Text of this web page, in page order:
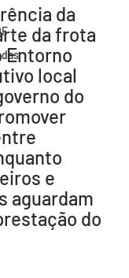
da
da frota
Entorno
local
do
e
aguardam
do